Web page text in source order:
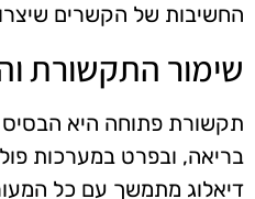
החשיבות של הקשרים
שימור התקשורת
תקשורת פתוחה היא
בריאה, ובפרט במערכות
דיאלוג מתמשך עם כל